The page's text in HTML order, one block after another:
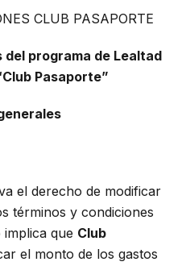
CLUB PASAPORTE
programa de Lealtad
Pasaporte”
el derecho de modificar
términos y condiciones
implica que Club
el monto de los gastos